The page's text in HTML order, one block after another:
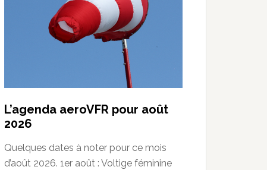
L’agenda aeroVFR pour août
2026
Quelques dates à noter pour ce mois
d’août 2026. 1er août : Voltige féminine